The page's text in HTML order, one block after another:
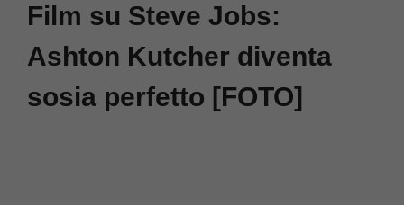
Film su Steve Jobs:
Ashton Kutcher diventa
sosia perfetto [FOTO]